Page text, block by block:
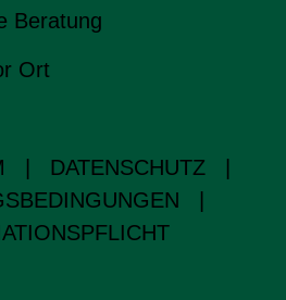
Beratung
Ort
DATENSCHUTZ